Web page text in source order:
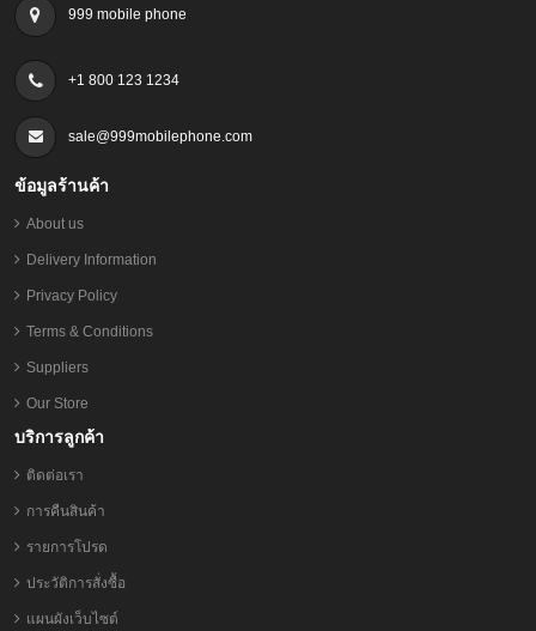
999 mobile phone
+1 800 123 1234
sale@999mobilephone.com
ข้อมูลร้านค้า
About us
Delivery Information
Privacy Policy
Terms & Conditions
Suppliers
Our Store
บริการลูกค้า
ติดต่อเรา
การคืนสินค้า
รายการโปรด
ประวัติการสั่งซื้อ
แผนผังเว็บไซต์